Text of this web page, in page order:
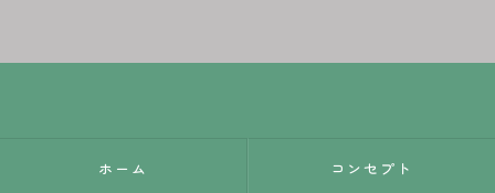
ホーム コンセプト